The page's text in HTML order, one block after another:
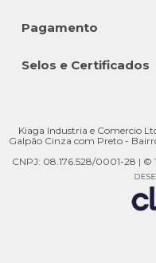
Pagamento
Selos e Certificados
Kiaga Industria e Comercio
Galpão Cinza com Preto -
CNPJ: 08.176.528/0001-28 | ©